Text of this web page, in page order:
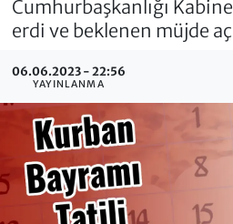
Cumhurbaşkanlığı
erdi ve beklenen müjde
06.06.2023 - 22:56
YAYINLANMA
İletişim